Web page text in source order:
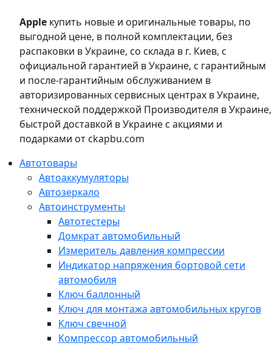
Apple купить новые и оригинальные товары, по
выгодной цене, в полной комплектации, без
распаковки в Украине, со склада в г. Киев, с
официальной гарантией в Украине, с гарантийным
и после-гарантийным обслуживанием в
авторизированных сервисных центрах в Украине,
технической поддержкой Производителя в Украине,
быстрой доставкой в Украине с акциями и
подарками от ckapbu.com
Автотовары
Автоаккумуляторы
Автозеркало
Автоинструменты
Автотестеры
Домкрат автомобильный
Измеритель давления компрессии
Индикатор напряжения бортовой сети
автомобиля
Ключ баллонный
Ключ для монтажа автомобильных кругов
Ключ свечной
Компрессор автомобильный